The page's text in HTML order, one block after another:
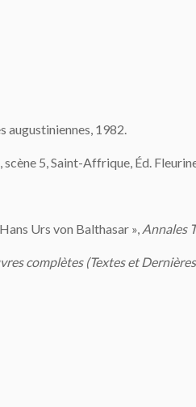
augustiniennes, 1982.
5, Saint-Affrique, Éd.
Urs von Balthasar », Annales
complètes (Textes et